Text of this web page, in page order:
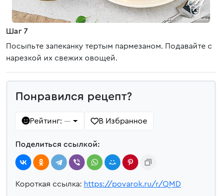
Шаг 7
Посыпьте запеканку тертым пармезаном. Подавайте с
нарезкой их свежих овощей.
Понравился рецепт?
Рейтинг: — В Избранное
Поделиться ссылкой:
Короткая ссылка: https://povarok.ru/r/QMD